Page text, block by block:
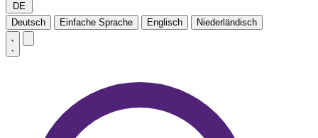
DE
Deutsch
Einfache Sprache Englisch Niederländisch